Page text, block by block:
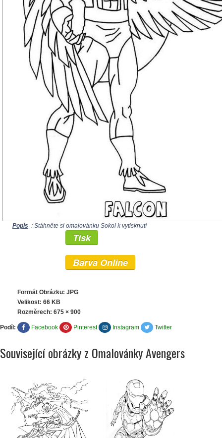
Popis : Stáhněte si omalovánku Sokol k vytisknutí
Tisk
Barva Online
Formát Obrázku: JPG
Velikost: 66 KB
Rozměrech: 675 × 900
Podíl: Facebook Pinterest Instagram Twitter
Související obrázky z Omalovánky Avengers